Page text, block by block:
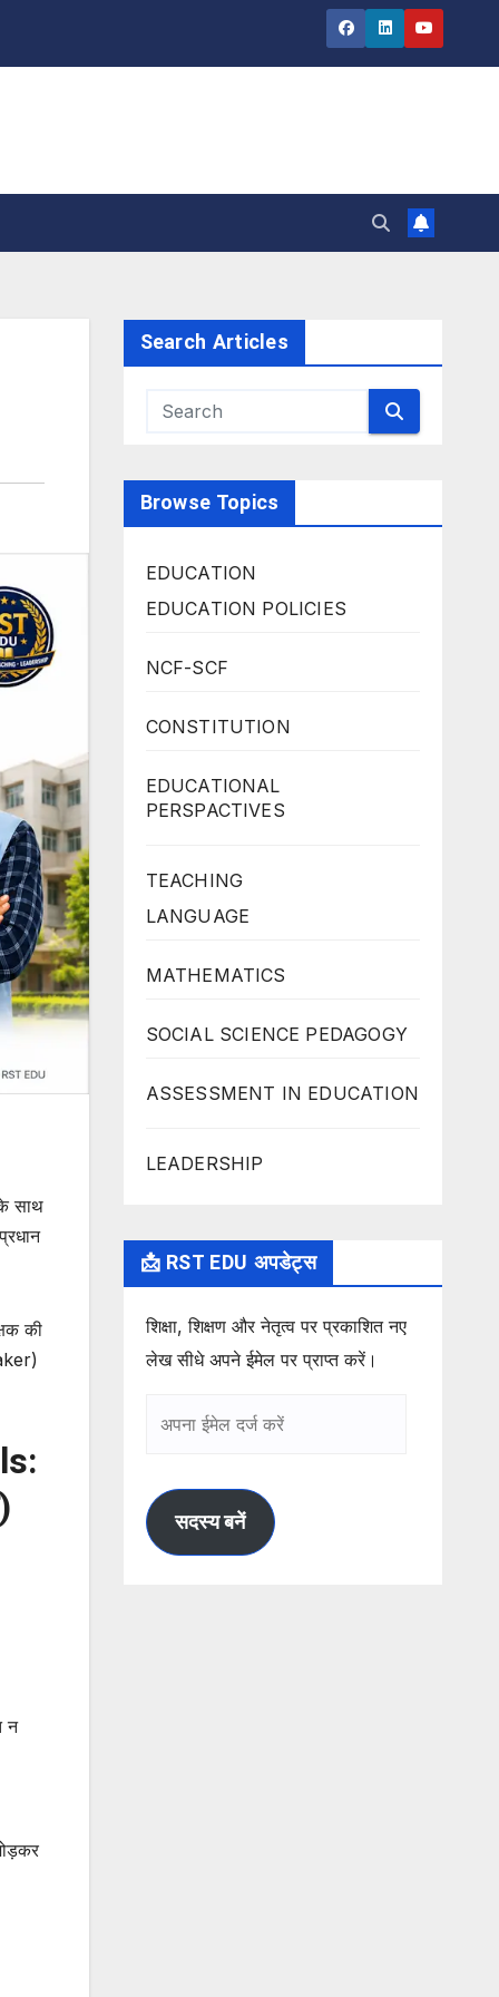
साथ
की
न
Search Articles
Browse Topics
EDUCATION
EDUCATION POLICIES
NCF-SCF
CONSTITUTION
EDUCATIONAL
PERSPACTIVES
TEACHING
LANGUAGE
MATHEMATICS
SOCIAL SCIENCE PEDAGOGY
ASSESSMENT IN EDUCATION
LEADERSHIP
📩 RST EDU अपडेट्स
शिक्षा, शिक्षण और नेतृत्व पर प्रकाशित नए
लेख सीधे अपने ईमेल पर प्राप्त करें।
करें
सदस्य बनें